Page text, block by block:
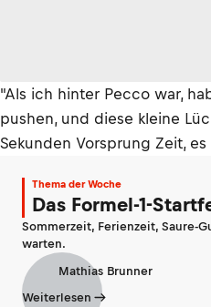
"Als ich hinter Pecco war,
pushen, und diese kleine
Sekunden Vorsprung Zeit,
Thema der Woche
Das Formel-1-
Sommerzeit, Ferienzeit, Saure-
warten.
Mathias Brunner
Weiterlesen